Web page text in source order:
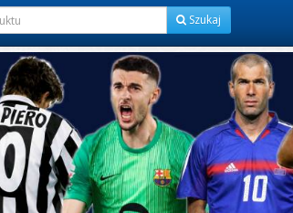
Szukaj